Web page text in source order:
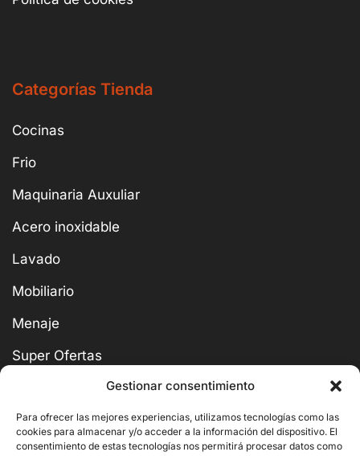
Gestionar consentimiento
Para ofrecer las mejores experiencias, utilizamos tecnologías como las
cookies para almacenar y/o acceder a la información del dispositivo. El
consentimiento de estas tecnologías nos permitirá procesar datos como
Categorías Tienda
Cocinas
Frio
Maquinaria Auxuliar
Acero inoxidable
Lavado
Mobiliario
Menaje
Super Ofertas
BUSCAR